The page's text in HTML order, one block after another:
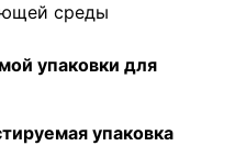
среды
упаковки для
упаковка